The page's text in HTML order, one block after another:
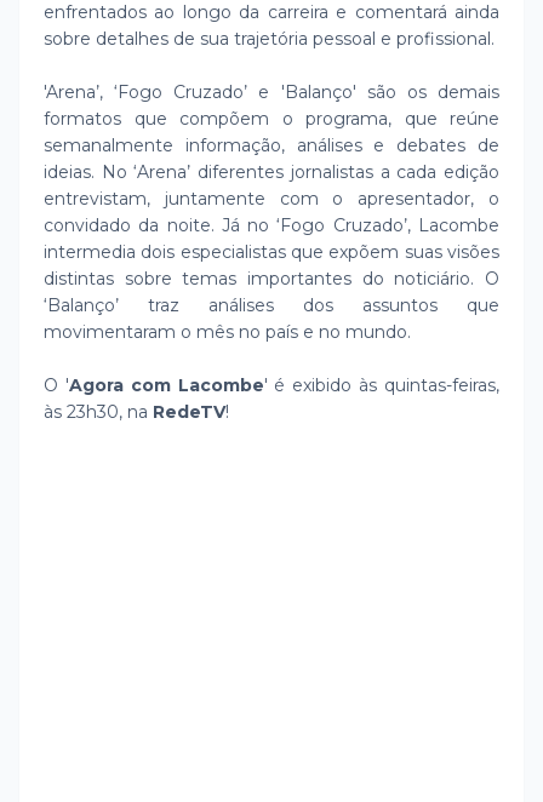
enfrentados ao longo da carreira e comentará ainda
sobre detalhes de sua trajetória pessoal e profissional.
'Arena’, ‘Fogo Cruzado’ e 'Balanço' são os demais
formatos que compõem o programa, que reúne
semanalmente informação, análises e debates de
ideias. No ‘Arena’ diferentes jornalistas a cada edição
entrevistam, juntamente com o apresentador, o
convidado da noite. Já no ‘Fogo Cruzado’, Lacombe
intermedia dois especialistas que expõem suas visões
distintas sobre temas importantes do noticiário. O
‘Balanço’ traz análises dos assuntos que
movimentaram o mês no país e no mundo.
O 'Agora com Lacombe' é exibido às quintas-feiras,
às 23h30, na RedeTV!